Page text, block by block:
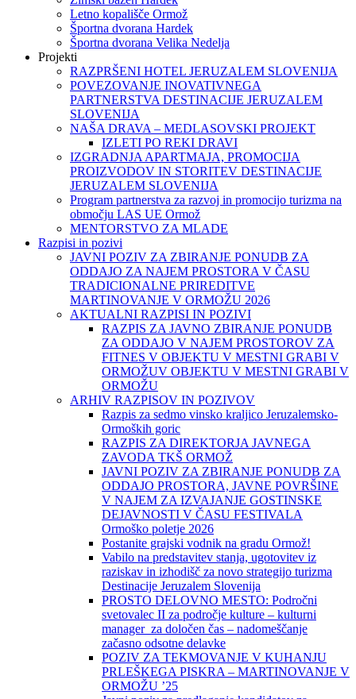
Letno kopališče Ormož
Športna dvorana Hardek
Športna dvorana Velika Nedelja
Projekti
RAZPRŠENI HOTEL JERUZALEM SLOVENIJA
POVEZOVANJE INOVATIVNEGA
PARTNERSTVA DESTINACIJE JERUZALEM
SLOVENIJA
NAŠA DRAVA – MEDLASOVSKI PROJEKT
IZLETI PO REKI DRAVI
IZGRADNJA APARTMAJA, PROMOCIJA
PROIZVODOV IN STORITEV DESTINACIJE
JERUZALEM SLOVENIJA
Program partnerstva za razvoj in promocijo turizma na
območju LAS UE Ormož
MENTORSTVO ZA MLADE
Razpisi in pozivi
JAVNI POZIV ZA ZBIRANJE PONUDB ZA
ODDAJO ZA NAJEM PROSTORA V ČASU
TRADICIONALNE PRIREDITVE
MARTINOVANJE V ORMOŽU 2026
AKTUALNI RAZPISI IN POZIVI
RAZPIS ZA JAVNO ZBIRANJE PONUDB
ZA ODDAJO V NAJEM PROSTOROV ZA
FITNES V OBJEKTU V MESTNI GRABI V
ORMOŽUV OBJEKTU V MESTNI GRABI V
ORMOŽU
ARHIV RAZPISOV IN POZIVOV
Razpis za sedmo vinsko kraljico Jeruzalemsko-
Ormoških goric
RAZPIS ZA DIREKTORJA JAVNEGA
ZAVODA TKŠ ORMOŽ
JAVNI POZIV ZA ZBIRANJE PONUDB ZA
ODDAJO PROSTORA, JAVNE POVRŠINE
V NAJEM ZA IZVAJANJE GOSTINSKE
DEJAVNOSTI V ČASU FESTIVALA
Ormoško poletje 2026
Postanite grajski vodnik na gradu Ormož!
Vabilo na predstavitev stanja, ugotovitev iz
raziskav in izhodišč za novo strategijo turizma
Destinacije Jeruzalem Slovenija
PROSTO DELOVNO MESTO: Področni
svetovalec II za področje kulture – kulturni
manager za določen čas – nadomeščanje
začasno odsotne delavke
POZIV ZA TEKMOVANJE V KUHANJU
PRLEŠKEGA PISKRA – MARTINOVANJE V
ORMOŽU ’25